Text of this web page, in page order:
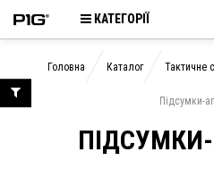
КАТЕГОРІЇ
Головна Каталог Тактичне
Підсумки-